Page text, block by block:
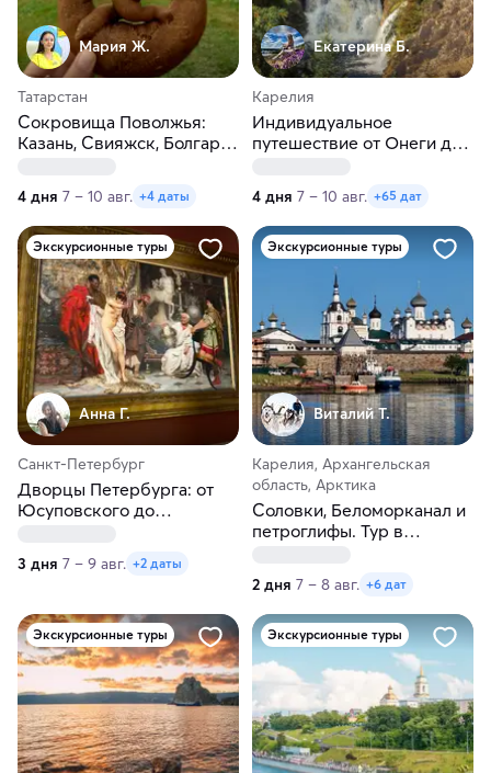
Мария Ж.
Татарстан
Сокровища Поволжья:
Казань, Свияжск, Болгар.
4 дня 7 – 10 авг. +4 даты
Екатерина Б.
Карелия
Индивидуальное
путешествие от Онеги до
4 дня 7 – 10 авг. +65 дат
Экскурсионные туры
Анна Г.
Санкт-Петербург
Дворцы Петербурга: от
Юсуповского до
3 дня 7 – 9 авг. +2 даты
Экскурсионные туры
Виталий Т.
Карелия, Архангельская
область, Арктика
Соловки, Беломорканал и
петроглифы. Тур в
2 дня 7 – 8 авг. +6 дат
Экскурсионные туры Экскурсионные туры